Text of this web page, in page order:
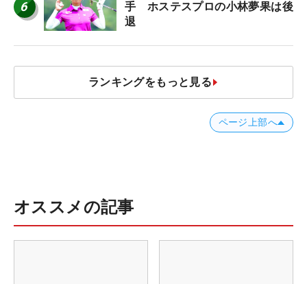
6
手 ホステスプロの小林夢果は後
退
ランキングをもっと見る
ページ上部へ
オススメの記事